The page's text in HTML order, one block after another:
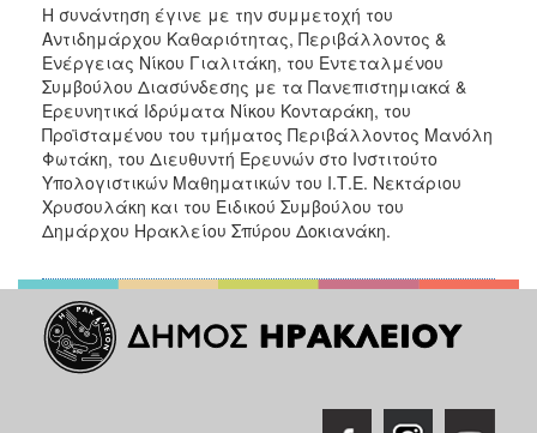
Η συνάντηση έγινε με την συμμετοχή του
Αντιδημάρχου Καθαριότητας, Περιβάλλοντος &
Ενέργειας Νίκου Γιαλιτάκη, του Εντεταλμένου
Συμβούλου Διασύνδεσης με τα Πανεπιστημιακά &
Ερευνητικά Ιδρύματα Νίκου Κονταράκη, του
Προϊσταμένου του τμήματος Περιβάλλοντος Μανόλη
Φωτάκη, του Διευθυντή Ερευνών στο Ινστιτούτο
Υπολογιστικών Μαθηματικών του Ι.Τ.Ε. Νεκτάριου
Χρυσουλάκη και του Ειδικού Συμβούλου του
Δημάρχου Ηρακλείου Σπύρου Δοκιανάκη.